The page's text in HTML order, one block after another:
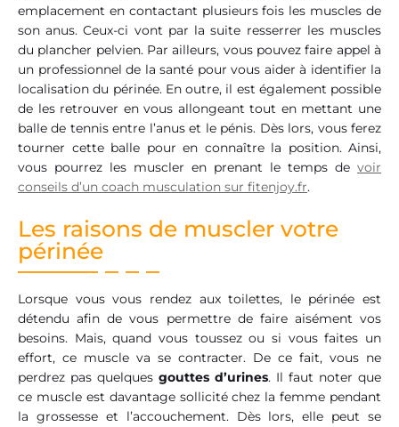
emplacement en contactant plusieurs fois les muscles de
son anus. Ceux-ci vont par la suite resserrer les muscles
du plancher pelvien. Par ailleurs, vous pouvez faire appel à
un professionnel de la santé pour vous aider à identifier la
localisation du périnée. En outre, il est également possible
de les retrouver en vous allongeant tout en mettant une
balle de tennis entre l’anus et le pénis. Dès lors, vous ferez
tourner cette balle pour en connaître la position. Ainsi,
vous pourrez les muscler en prenant le temps de voir
conseils d’un coach musculation sur fitenjoy.fr.
Les raisons de muscler votre
périnée
Lorsque vous vous rendez aux toilettes, le périnée est
détendu afin de vous permettre de faire aisément vos
besoins. Mais, quand vous toussez ou si vous faites un
effort, ce muscle va se contracter. De ce fait, vous ne
perdrez pas quelques gouttes d’urines. Il faut noter que
ce muscle est davantage sollicité chez la femme pendant
la grossesse et l’accouchement. Dès lors, elle peut se